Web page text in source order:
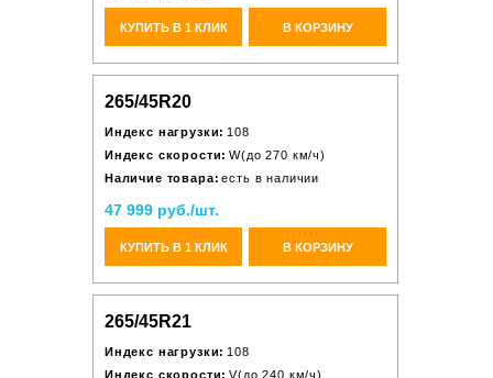
КУПИТЬ В 1 КЛИК В КОРЗИНУ
265/45R20
Индекс нагрузки: 108
Индекс скорости: W(до 270 км/ч)
Наличие товара: есть в наличии
47 999 руб./шт.
КУПИТЬ В 1 КЛИК В КОРЗИНУ
265/45R21
Индекс нагрузки: 108
Индекс скорости: V(до 240 км/ч)